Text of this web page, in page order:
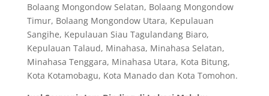
Bolaang Mongondow Selatan, Bolaang Mongondow
Timur, Bolaang Mongondow Utara, Kepulauan
Sangihe, Kepulauan Siau Tagulandang Biaro,
Kepulauan Talaud, Minahasa, Minahasa Selatan,
Minahasa Tenggara, Minahasa Utara, Kota Bitung,
Kota Kotamobagu, Kota Manado dan Kota Tomohon.